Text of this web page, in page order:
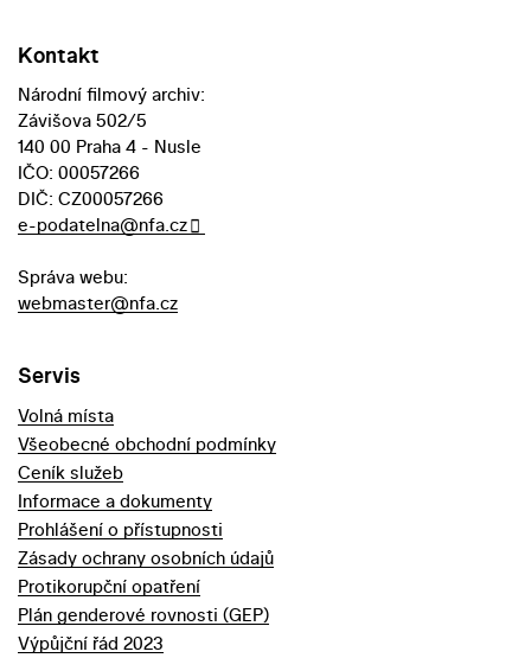
Kontakt
Národní filmový archiv:
Závišova 502/5
140 00 Praha 4 - Nusle
IČO: 00057266
DIČ: CZ00057266
e-podatelna@nfa.cz
Správa webu:
webmaster@nfa.cz
Servis
Volná místa
Všeobecné obchodní podmínky
Ceník služeb
Informace a dokumenty
Prohlášení o přístupnosti
Zásady ochrany osobních údajů
Protikorupční opatření
Plán genderové rovnosti (GEP)
Výpůjční řád 2023